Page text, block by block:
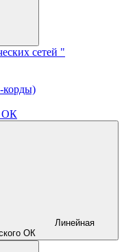
сетей "
корды)
ОК
Линейная
ОК